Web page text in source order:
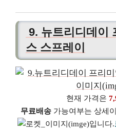
9. 뉴트리디데이
스 스프레이
현재 가격은
무료배송가능여부는 상세